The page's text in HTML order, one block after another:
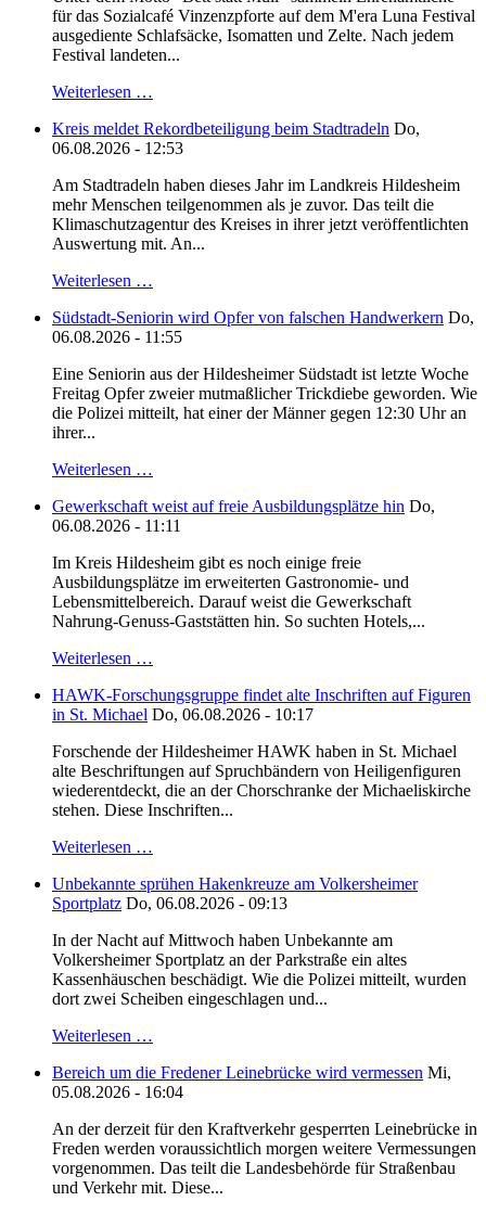
für das Sozialcafé Vinzenzpforte auf dem M'era Luna Festival
ausgediente Schlafsäcke, Isomatten und Zelte. Nach jedem
Festival landeten...
Weiterlesen …
Kreis meldet Rekordbeteiligung beim Stadtradeln Do,
06.08.2026 - 12:53
Am Stadtradeln haben dieses Jahr im Landkreis Hildesheim
mehr Menschen teilgenommen als je zuvor. Das teilt die
Klimaschutzagentur des Kreises in ihrer jetzt veröffentlichten
Auswertung mit. An...
Weiterlesen …
Südstadt-Seniorin wird Opfer von falschen Handwerkern Do,
06.08.2026 - 11:55
Eine Seniorin aus der Hildesheimer Südstadt ist letzte Woche
Freitag Opfer zweier mutmaßlicher Trickdiebe geworden. Wie
die Polizei mitteilt, hat einer der Männer gegen 12:30 Uhr an
ihrer...
Weiterlesen …
Gewerkschaft weist auf freie Ausbildungsplätze hin Do,
06.08.2026 - 11:11
Im Kreis Hildesheim gibt es noch einige freie
Ausbildungsplätze im erweiterten Gastronomie- und
Lebensmittelbereich. Darauf weist die Gewerkschaft
Nahrung-Genuss-Gaststätten hin. So suchten Hotels,...
Weiterlesen …
HAWK-Forschungsgruppe findet alte Inschriften auf Figuren
in St. Michael Do, 06.08.2026 - 10:17
Forschende der Hildesheimer HAWK haben in St. Michael
alte Beschriftungen auf Spruchbändern von Heiligenfiguren
wiederentdeckt, die an der Chorschranke der Michaeliskirche
stehen. Diese Inschriften...
Weiterlesen …
Unbekannte sprühen Hakenkreuze am Volkersheimer
Sportplatz Do, 06.08.2026 - 09:13
In der Nacht auf Mittwoch haben Unbekannte am
Volkersheimer Sportplatz an der Parkstraße ein altes
Kassenhäuschen beschädigt. Wie die Polizei mitteilt, wurden
dort zwei Scheiben eingeschlagen und...
Weiterlesen …
Bereich um die Fredener Leinebrücke wird vermessen Mi,
05.08.2026 - 16:04
An der derzeit für den Kraftverkehr gesperrten Leinebrücke in
Freden werden voraussichtlich morgen weitere Vermessungen
vorgenommen. Das teilt die Landesbehörde für Straßenbau
und Verkehr mit. Diese...